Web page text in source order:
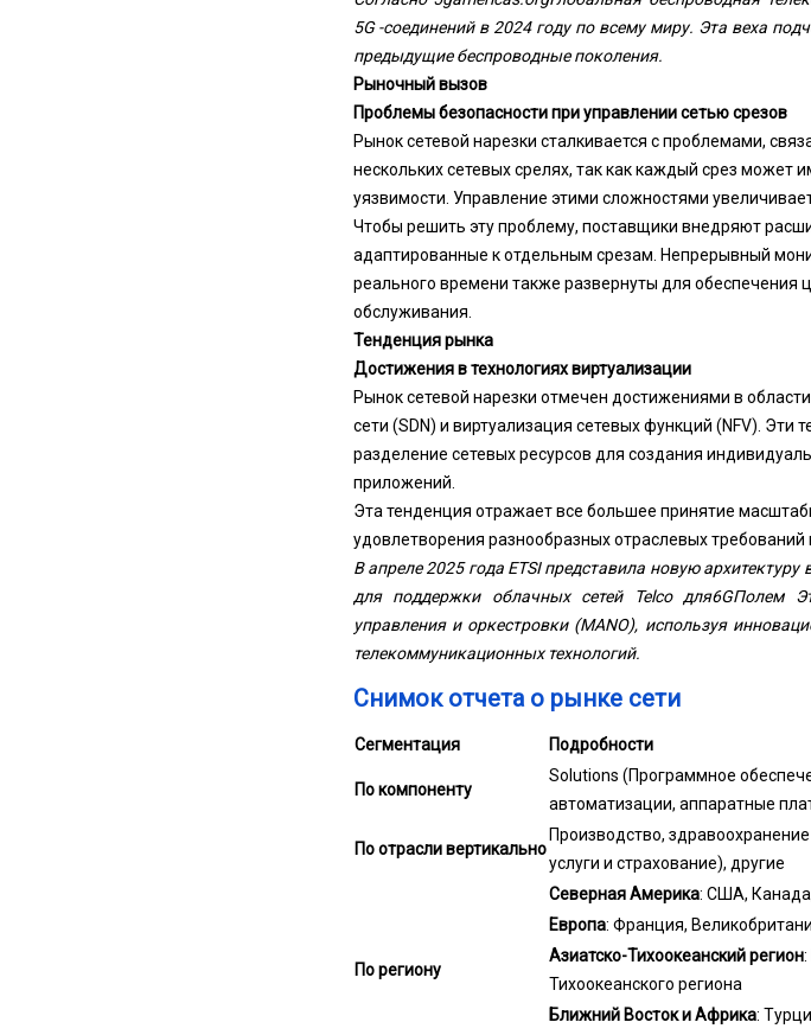
5G -соединений в 2024 году по всему миру. Эта веха
предыдущие беспроводные поколения.
Рыночный вызов
Проблемы безопасности при управлении сетью срезов
Рынок сетевой нарезки сталкивается с проблемами,
нескольких сетевых срелях, так как каждый срез может
уязвимости. Управление этими сложностями
Чтобы решить эту проблему, поставщики внедряют
адаптированные к отдельным срезам. Непрерывный
реального времени также развернуты для обеспечения
обслуживания.
Тенденция рынка
Достижения в технологиях виртуализации
Рынок сетевой нарезки отмечен достижениями в
сети (SDN) и виртуализация сетевых функций (NFV). Эти
разделение сетевых ресурсов для создания
приложений.
Эта тенденция отражает все большее принятие
удовлетворения разнообразных отраслевых требований
В апреле 2025 года ETSI представила новую
для поддержки облачных сетей Telco для6GПолем
управления и оркестровки (MANO), используя
телекоммуникационных технологий.
Снимок отчета о рынке сети
Сегментация Подробности
По компоненту
Solutions (Программное
автоматизации, аппаратные
По отрасли вертикально
Производство,
услуги и страхование), другие
По региону
Северная Америка: США,
Европа: Франция,
Азиатско-Тихоокеанский регион:
Тихоокеанского региона
Ближний Восток и Африка: